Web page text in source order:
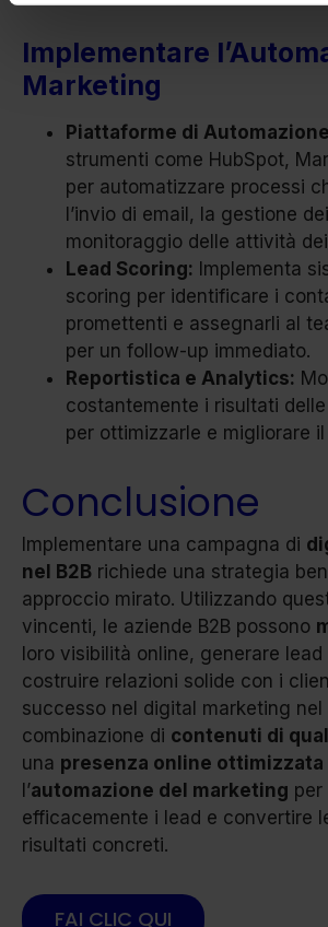
Implementare
Marketing
Piattaforme di
strumenti come HubSpot,
per automatizzare processi
l’invio di email, la gestione
monitoraggio delle attività
Lead Scoring: Implementa
scoring per identificare i
promettenti e assegnarli al
per un follow-up immediato.
Reportistica e Analytics:
costantemente i risultati
per ottimizzarle e migliorare il
Conclusione
Implementare una campagna di
nel B2B richiede una strategia
approccio mirato. Utilizzando
vincenti, le aziende B2B possono
loro visibilità online, generare
costruire relazioni solide con i
successo nel digital marketing nel
combinazione di contenuti di
una presenza online ottimizzata
l’automazione del marketing per
efficacemente i lead e convertire
risultati concreti.
FAI CLIC QUI